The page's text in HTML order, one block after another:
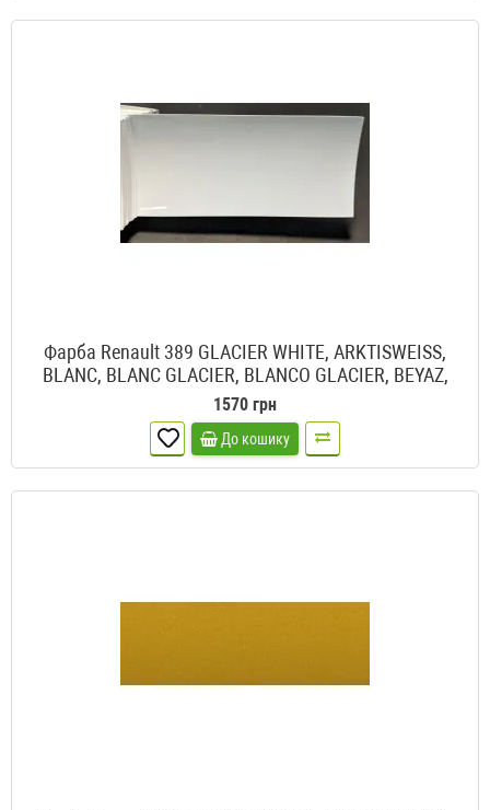
Фарба Renault 389 GLACIER WHITE, ARKTISWEISS,
BLANC, BLANC GLACIER, BLANCO GLACIER, BEYAZ,
BRANCO GLACIAL, BRANCO GLACIER, BLANCE
GLACIER, STAR WHITE
1570 грн
До кошику